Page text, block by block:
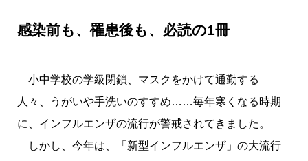
感染前も、罹患後も、必読の1冊
小中学校の学級閉鎖、マスクをかけて通勤する
人々、うがいや手洗いのすすめ……毎年寒くなる時期
に、インフルエンザの流行が警戒されてきました。
しかし、今年は、「新型インフルエンザ」の大流行